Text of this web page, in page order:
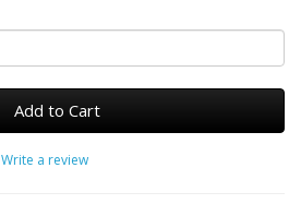
Add to Cart
Write a review